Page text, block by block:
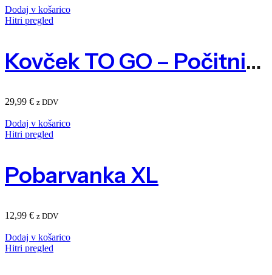
Dodaj v košarico
Hitri pregled
Kovček TO GO – Počitniška Rezidenca
29,99 € z DDV
Dodaj v košarico
Hitri pregled
Pobarvanka XL
12,99 € z DDV
Dodaj v košarico
Hitri pregled